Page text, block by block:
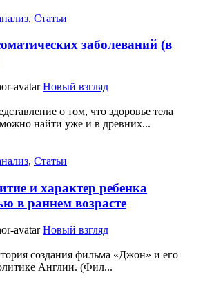
, Статьи
заболеваний (в
Новый взгляд
о том, что здоровье тела
найти уже и в древних...
, Статьи
и характер ребенка
в раннем возрасте
Новый взгляд
создания фильма «Джон» и его
Англии. (Фил...